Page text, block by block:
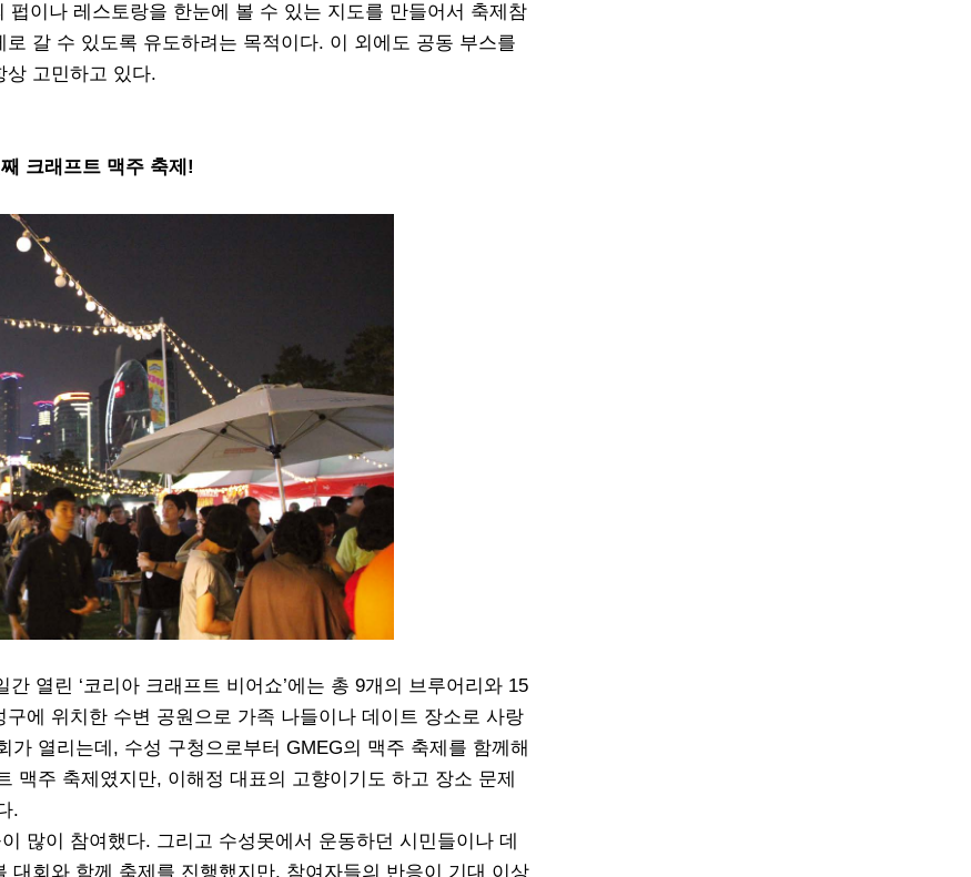
이나 레스토랑을 한눈에 볼 수 있는 지도를 만들어서 축제참
갈 수 있도록 유도하려는 목적이다. 이 외에도 공동 부스를
상 고민하고 있다.
크래프트 맥주 축제!
열린 ‘코리아 크래프트 비어쇼’에는 총 9개의 브루어리와 15
에 위치한 수변 공원으로 가족 나들이나 데이트 장소로 사랑
열리는데, 수성 구청으로부터 GMEG의 맥주 축제를 함께해
맥주 축제였지만, 이해정 대표의 고향이기도 하고 장소 문제
.
많이 참여했다. 그리고 수성못에서 운동하던 시민들이나 데
회와 함께 축제를 진행했지만, 참여자들의 반응이 기대 이상